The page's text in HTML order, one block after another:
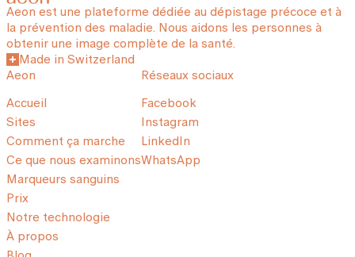
Aeon est une plateforme dédiée au dépistage précoce et à
la prévention des maladie. Nous aidons les personnes à
obtenir une image complète de la santé.
Made in Switzerland
Aeon
Accueil
Sites
Comment ça marche
Ce que nous examinons
Marqueurs sanguins
Prix
Notre technologie
À propos
Réseaux sociaux
Facebook
Instagram
LinkedIn
WhatsApp